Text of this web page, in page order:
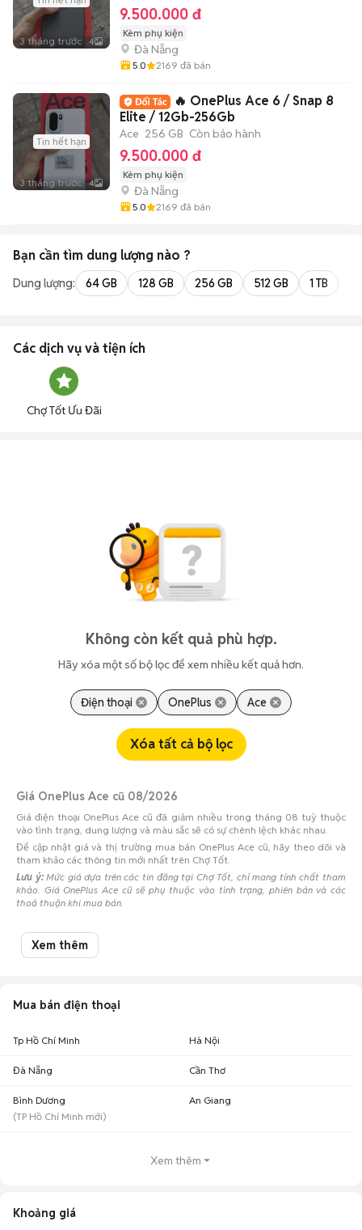
3 tháng trước 4
9.500.000 đ
Kèm phụ kiện
Đà Nẵng
5.0 2169 đã bán
Tin hết hạn
3 tháng trước 4
🔥 OnePlus Ace 6 / Snap 8
Elite / 12Gb-256Gb
Ace 256 GB Còn bảo hành
9.500.000 đ
Kèm phụ kiện
Đà Nẵng
5.0 2169 đã bán
Bạn cần tìm dung lượng nào ?
Dung lượng: 64 GB 128 GB 256 GB 512 GB 1 TB
Các dịch vụ và tiện ích
Chợ Tốt Ưu Đãi
Không còn kết quả phù hợp.
Hãy xóa một số bộ lọc để xem nhiều kết quả hơn.
Điện thoại OnePlus Ace
Xóa tất cả bộ lọc
Giá OnePlus Ace cũ 08/2026
Giá điện thoại OnePlus Ace cũ đã giảm nhiều trong tháng 08 tuỳ thuộc
vào tình trạng, dung lượng và màu sắc sẽ có sự chênh lệch khác nhau.
Để cập nhật giá và thị trường mua bán OnePlus Ace cũ, hãy theo dõi và
tham khảo các thông tin mới nhất trên Chợ Tốt.
Lưu ý:Mức giá dựa trên các tin đăng tại Chợ Tốt, chỉ mang tính chất tham
khảo. Giá OnePlus Ace cũ sẽ phụ thuộc vào tình trạng, phiên bản và các
thoả thuận khi mua bán.
Mua bán OnePlus Ace cũ
Chợ Tốt có 12 tin đăng bán, mua OnePlus Ace cũ với nhiều khoảng giá
Xem thêm
Mua bán điện thoại
Tp Hồ Chí Minh Hà Nội
Đà Nẵng Cần Thơ
Bình Dương
(TP Hồ Chí Minh mới)
An Giang
Xem thêm
Khoảng giá